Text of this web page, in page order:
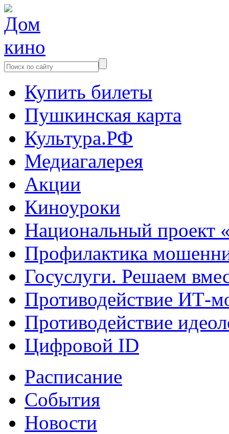
Купить билеты
Пушкинская карта
Культура.РФ
Медиагалерея
Акции
Киноуроки
Национальный проект
Профилактика
Госуслуги. Решаем
Противодействие ИТ-
Противодействие
Цифровой ID
Расписание
События
Новости